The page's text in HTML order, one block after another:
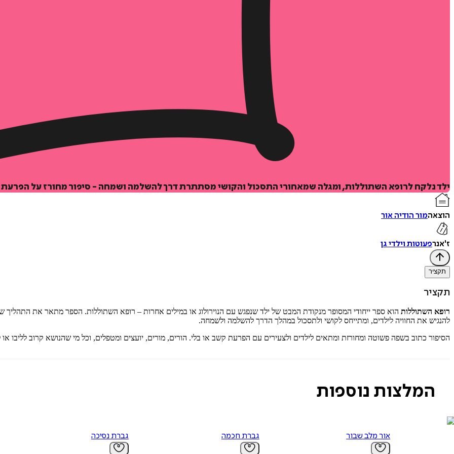
ילד נלקח לרופא השתוללות, ומגלה שמאחורי התסכול והקושי מסתתרת דרך להשלמה ושמחה - סיפור מחורז על
הוצאהמור הודיה אור
ז'אנרפעוטות וילדי גן
תקציר
תקציר
רופא השתוללות הוא ספר ייחודי המסופר מנקודת המבט של ילד שנפגש עם הנוירולוג או במילים אחרות – רופא השתוללות. הספר מתאר את
להנגיש את החוויה לילדים, ומתייחס לקושי ולתסכול במהלך הדרך להשלמה ולשמחה.
הסיפור כתוב בשפה פשוטה ומחורזת ומתאים לילדים ולצעירים עם הפרעת קשב או בלי. הורים, מורים, יועצים ומטפלים, וכל מי שהנושא קרוב לליבו או
המלצות נוספות
אור מלב שבור גברת חכמה גברת נסיכה